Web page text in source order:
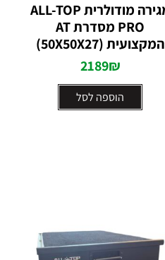
מגירה מודולרית ALL-TOP
PRO מסדרת AT
המקצועית (50X50X27)
2189₪
הוספה לסל
0
מתוך